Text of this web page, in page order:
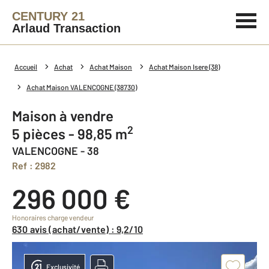
CENTURY 21
Arlaud Transaction
Accueil Achat Achat Maison Achat Maison Isere (38)
Achat Maison VALENCOGNE (38730)
Maison à vendre
5 pièces - 98,85 m2
VALENCOGNE - 38
Ref : 2982
296 000 €
Honoraires charge vendeur
630 avis (achat/vente) : 9,2/10
Exclusivité